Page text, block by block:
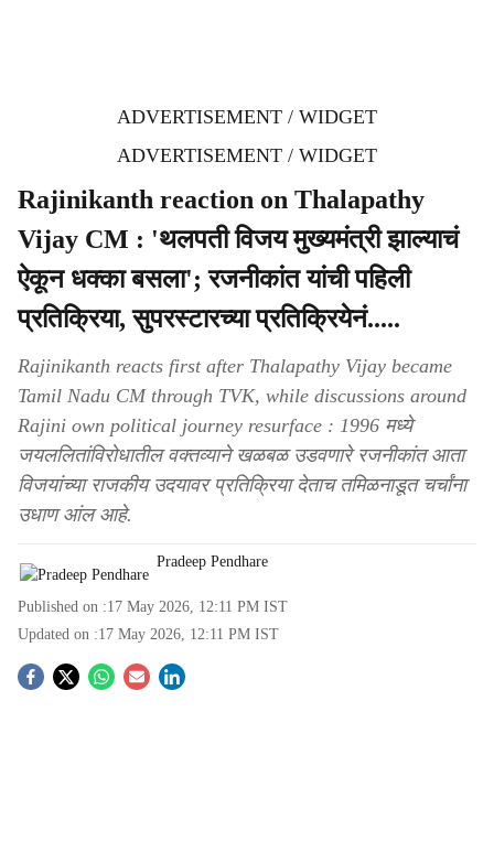
ADVERTISEMENT / WIDGET
ADVERTISEMENT / WIDGET
Rajinikanth reaction on Thalapathy
Vijay CM : 'थलपती विजय मुख्यमंत्री झाल्याचं
ऐकून धक्का बसला'; रजनीकांत यांची पहिली
प्रतिक्रिया, सुपरस्टारच्या प्रतिक्रियेनं.....
Rajinikanth reacts first after Thalapathy Vijay became
Tamil Nadu CM through TVK, while discussions around
Rajini own political journey resurface : 1996 मध्ये
जयललितांविरोधातील वक्तव्याने खळबळ उडवणारे रजनीकांत आता
विजयांच्या राजकीय उदयावर प्रतिक्रिया देताच तमिळनाडूत चर्चांना
उधाण आंल आहे.
Pradeep Pendhare
Published on :17 May 2026, 12:11 PM IST
Updated on :17 May 2026, 12:11 PM IST
S